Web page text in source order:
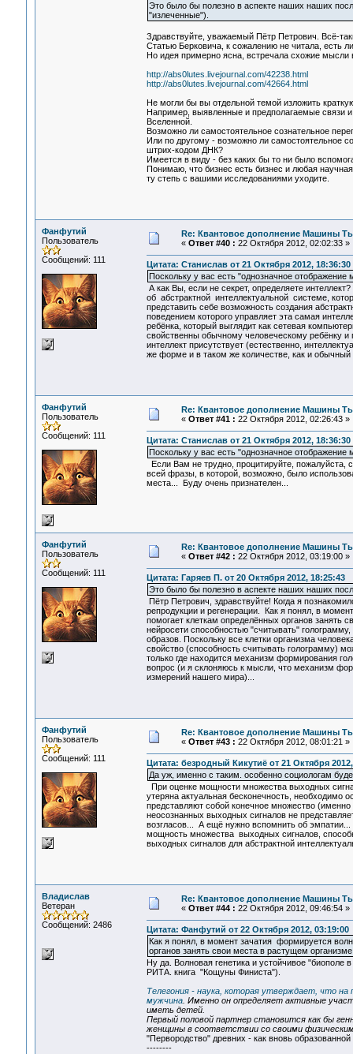
Это было бы полезно в аспекте наших наших
"излеченные").
Здравствуйте, уважаемый Пётр Петрович. Всё-
Статью Берковича, к сожалению не читала, есть
Но идея примерно ясна, встречала схожие мысли
http://abs0lutes.livejournal.com/42238.html
http://abs0lutes.livejournal.com/42664.html
Не могли бы вы отдельной темой изложить
Например, выявленные и предполагаемые связи
Вселенной.
Возможно ли самостоятельное сознательное
Или по другому - возможно ли самостоятельное
штрих-кодом ДНК?
Имеется в виду - без каких бы то ни было
Понимаю, что бизнес есть бизнес и любая
ту степь с вашими исследованиями уходите.
Фанфутий
Пользователь
Сообщений: 111
Re: Квантовое дополнение Машины
« Ответ #40 : 22 Октября 2012, 02:02:33 »
Цитата: Станислав от 21 Октября 2012, 18:36:30
Поскольку у вас есть "однозначное
А как Вы, если не секрет, определяете
об абстрактной интеллектуальной системе,
представить себе возможность создания
поведением которого управляет эта самая
ребёнка, который выглядит как сетевая
свойственны обычному человеческому ребёнку и
интеллект присутствует (естественно,
же форме и в таком же количестве, как и обычный
Фанфутий
Пользователь
Сообщений: 111
Re: Квантовое дополнение Машины
« Ответ #41 : 22 Октября 2012, 02:26:43 »
Цитата: Станислав от 21 Октября 2012, 18:36:30
Поскольку у вас есть "однозначное отображение
Если Вам не трудно, процитируйте,
всей фразы, в которой, возможно, было
места... Буду очень признателен...
Фанфутий
Пользователь
Сообщений: 111
Re: Квантовое дополнение Машины
« Ответ #42 : 22 Октября 2012, 03:19:00 »
Цитата: Гаряев П. от 20 Октября 2012, 18:25:43
Это было бы полезно в аспекте наших наших
Пётр Петрович, здравствуйте! Когда я
репродукции и регенерации. Как я понял, в
помогает клеткам определённых органов занять
нейросети способностью "считывать"
образов. Поскольку все клетки организма
свойство (способность считывать голограмму)
только где находится механизм формирования
вопрос (и я склоняюсь к мысли, что механизм
измерений нашего мира)...
Фанфутий
Пользователь
Сообщений: 111
Re: Квантовое дополнение Машины
« Ответ #43 : 22 Октября 2012, 08:01:21 »
Цитата: безродный Кикутиё от 21 Октября
Да уж, именно с таким. особенно социологам
При оценке мощности множества выходных
утеряна актуальная бесконечность, необходимо
представляют собой конечное множество
неосознанных выходных сигналов не
возгласов... А ещё нужно вспомнить об
мощность множества выходных сигналов,
выходных сигналов для абстрактной
Владислав
Ветеран
Сообщений: 2486
Re: Квантовое дополнение Машины
« Ответ #44 : 22 Октября 2012, 09:46:54 »
Цитата: Фанфутий от 22 Октября 2012, 03:19:00
Как я понял, в момент зачатия формируется
органов занять свои места в растущем
Ну да. Волновая генетика и устойчивое
РИТА. книга "Кощуны Финиста").
Телегония - наука, которая утверждает, что
мужчина. Именно он определяет активные
иметь детей.
Первый половой партнер становится как бы
женщины в соответствии со своими
"Первородство" древних - как вновь
--------